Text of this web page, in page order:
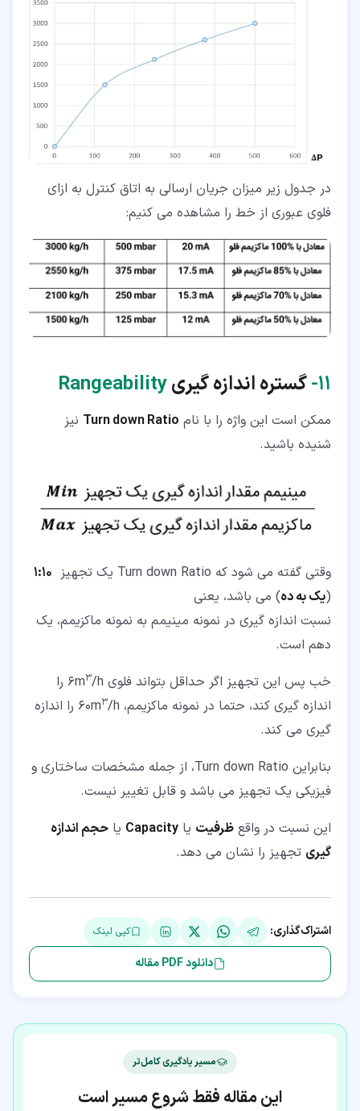
در جدول زیر میزان جریان ارسالی به اتاق کنترل به ازای
فلوی عبوری از خط را مشاهده می کنیم:
۱۱‏- گستره اندازه گیریRangeability
ممکن است این واژه را با نام Turn down Ratio نیز
شنیده باشید.
وقتی گفته می شود که Turn down Ratio یک تجهیز
1:10
(یک به ده) می باشد، یعنی
نسبت اندازه گیری در نمونه مینیمم به نمونه ماکزیمم، یک
دهم است.
خب پس این تجهیز اگر حداقل بتواند فلوی 6m
3
/h را
اندازه گیری کند، حتما در نمونه ماکزیمم، 60m
3
/h را اندازه
گیری می کند.
بنابراین Turn down Ratio، از جمله مشخصات ساختاری و
فیزیکی یک تجهیز می باشد و قابل تغییر نیست.
این نسبت در واقع ظرفیت یا Capacity یا حجم اندازه
گیری تجهیز را نشان می دهد.
اشتراک‌گذاری: کپی لینک
دانلود PDF مقاله
مسیر یادگیری کامل‌تر
این مقاله فقط شروع مسیر است